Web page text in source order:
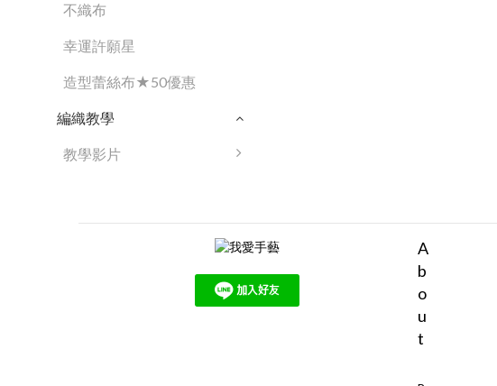
不織布
幸運許願星
造型蕾絲布★50優惠
編織教學
教學影片
A
b
o
u
t